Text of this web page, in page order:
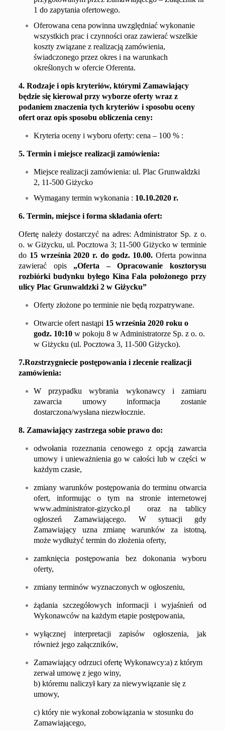
1 do zapytania ofertowego.
Oferowana cena powinna uwzględniać wykonanie
wszystkich prac i czynności oraz zawierać wszelkie
koszty związane z realizacją zamówienia,
świadczonego przez okres i na warunkach
określonych w ofercie Oferenta.
4. Rodzaje i opis kryteriów, którymi Zamawiający
będzie się kierował przy wyborze oferty wraz z
podaniem znaczenia tych kryteriów i sposobuoceny
ofert oraz opis sposobu obliczenia ceny:
Kryteria oceny i wyboru oferty: cena – 100 % :
5. Termin i miejsce realizacji zamówienia:
Miejsce realizacji zamówienia: ul. Plac Grunwaldzki
2, 11-500 Giżycko
Wymagany termin wykonania : 10.10.2020 r.
6. Termin, miejsce i forma składania ofert:
Ofertę należy dostarczyć na adres: Administrator Sp. z o.
o. w Giżycku, ul.Pocztowa 3; 11-500 Giżycko w terminie
do 15 września 2020 r. do godz. 10.00.Oferta powinna
zawierać opis „Oferta –Opracowanie kosztorysu
rozbiórki budynku byłego Kina Fala położonego przy
ulicy Plac Grunwaldzki 2 w Giżycku”
Oferty złożone po terminie nie będą rozpatrywane.
Otwarcie ofert nastąpi 15 września 2020 roku o
godz. 10:10 w pokoju8w Administratorze Sp. z o. o.
w Giżycku (ul.Pocztowa 3, 11-500 Giżycko).
7.Rozstrzygniecie postępowania i zlecenie realizacji
zamówienia:
W przypadku wybrania wykonawcy i zamiaru
zawarcia umowy informacja zostanie
dostarczona/wysłana niezwłocznie.
8. Zamawiający zastrzega sobie prawo do:
odwołania rozeznania cenowego z opcją zawarcia
umowy i unieważnienia go w całości lub w części w
każdym czasie,
zmiany warunków postępowania do terminu otwarcia
ofert, informując o tym na stronie internetowej
www.administrator-gizycko.pl oraz na tablicy
ogłoszeń Zamawiającego. W sytuacji gdy
Zamawiający uzna zmianę warunków za istotną,
może wydłużyć termin do złożenia oferty,
zamknięcia postępowania bez dokonania wyboru
oferty,
zmiany terminów wyznaczonych w ogłoszeniu,
żądania szczegółowych informacji i wyjaśnień od
Wykonawców na każdym etapie postępowania,
wyłącznej interpretacji zapisów ogłoszenia, jak
również jego załączników,
Zamawiający odrzuci ofertę Wykonawcy:a) z którym
zerwał umowę z jego winy,
b) któremu naliczył kary za niewywiązanie się z
umowy,
c) który nie wykonał zobowiązania w stosunku do
Zamawiającego,